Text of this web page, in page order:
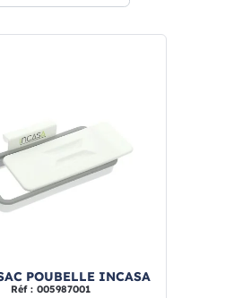
POUBELLE INCASA
Réf : 005987001